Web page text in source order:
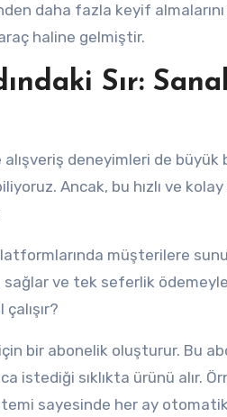
daha fazla keyif
haline gelmiştir.
Sır:
deneyimleri de büyük
Ancak, bu hızlı ve
müşterilere
sağlar ve tek seferlik
bir abonelik oluşturur. Bu
istediği sıklıkta ürünü alır.
sayesinde her ay